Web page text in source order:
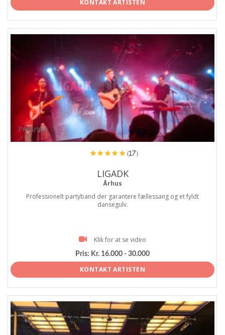
KONTAKT ARTISTEN
ProArtist
(17)
LIGADK
Århus
Professionelt partyband der garantere fællessang og et fyldt
dansegulv.
Klik for at se video
Pris: Kr. 16.000 - 30.000
KONTAKT ARTISTEN